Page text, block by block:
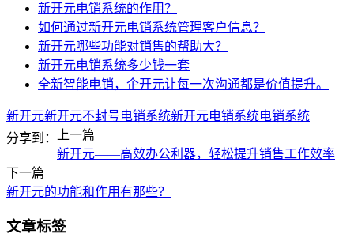
新开元电销系统的作用？
如何通过新开元电销系统管理客户信息？
新开元哪些功能对销售的帮助大？
新开元电销系统多少钱一套
全新智能电销，企开元让每一次沟通都是价值提升。
新开元新开元不封号电销系统新开元电销系统电销系统
分享到：
上一篇
新开元——高效办公利器，轻松提升销售工作效率
下一篇
新开元的功能和作用有那些？
文章标签